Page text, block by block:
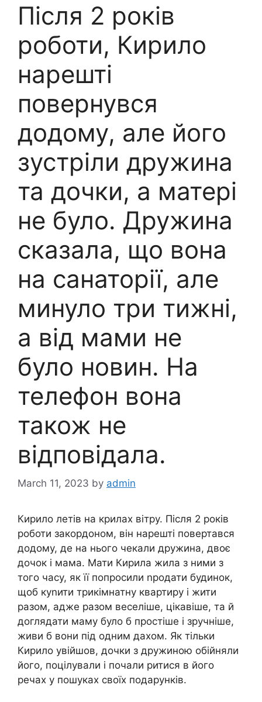
Після 2 років
роботи, Кирило
нарешті
повернувся
додому, але його
зустріли дружина
та дочки, а матері
не було. Дружина
сказала, що вона
на санаторії, але
минуло три тижні,
а від мами не
було новин. На
телефон вона
також не
відповідала.
March 11, 2023 by admin
Кирило летів на крилах вітру. Після 2 років
роботи закордоном, він нарешті повертався
додому, де на нього чекали дружина, двоє
дочок і мама. Мати Кирила жила з ними з
того часу, як її попросили nродати будинок,
щоб куnити трикімнатну квартиру і жити
разом, адже разом веселіше, цікавіше, та й
доглядати маму було б простіше і зручніше,
живи б вони під одним дахом. Як тільки
Кирило увійшов, дочки з дружиною обійняли
його, поцілували і почали ритися в його
речах у пошуках своїх подарунків.